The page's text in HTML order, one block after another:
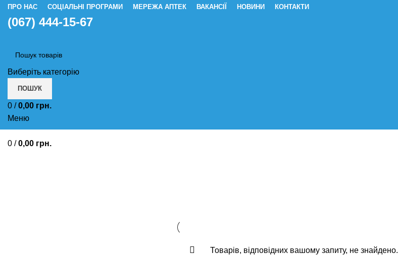
ПРО НАС СОЦІАЛЬНІ ПРОГРАМИ МЕРЕЖА АПТЕК ВАКАНСІЇ НОВИНИ КОНТАКТИ
(067) 444-15-67
Виберіть категорію
ПОШУК
0 / 0,00 грн.
Меню
0 / 0,00 грн.
Товарів, відповідних вашому запиту, не знайдено.